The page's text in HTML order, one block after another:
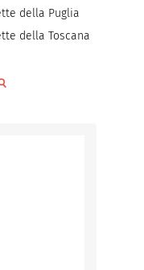
della Puglia
della Toscana